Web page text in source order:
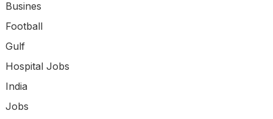
Busines
Football
Gulf
Hospital Jobs
India
Jobs